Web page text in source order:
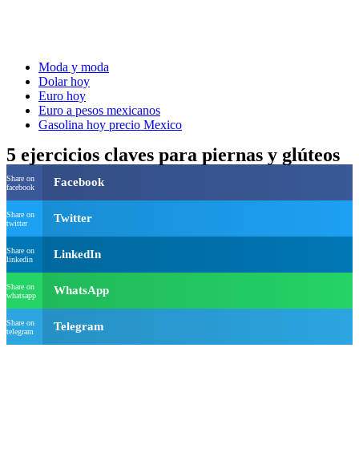
Moda y moda
Dolar hoy
Euro hoy
Euro a pesos mexicanos
Gasolina hoy precio Mexico
5 ejercicios claves para piernas y glúteos
Share on
facebook
Facebook
Share on
twitter
Twitter
Share on
linkedin
LinkedIn
Share on
whatsapp
WhatsApp
Share on
telegram
Telegram